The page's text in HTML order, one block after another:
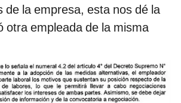
de la empresa, esta nos dé la
otra empleada de la misma